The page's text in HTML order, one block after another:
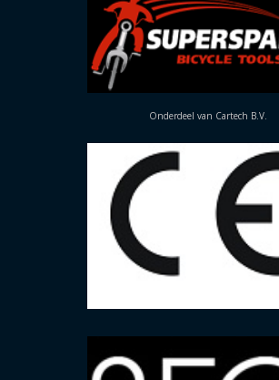
Onderdeel van Cartech B.V.